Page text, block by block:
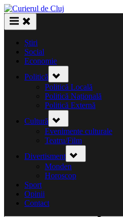
Skip
to
content
Știri
Social
Economie
Politică
sub-
menu
Politică Locală
Politică Națională
Politică Externă
Cultură
sub-
menu
Evenimente culturale
Teatru/Film
Divertisment sub-
menu
Monden
Horoscop
Sport
Opinii
Contact